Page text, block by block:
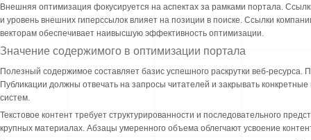
Внешняя оптимизация фокусируется на аспектах за рамками портала.
и уровень внешних гиперссылок влияет на позиции в поиске. Ссылки
векторам обеспечивает наивысшую эффективность оптимизации.
Значение содержимого в оптимизации портала
Полезный содержимое составляет базис успешного раскрутки веб-
Публикации должны отвечать на запросы читателей и закрывать
систем.
Текстовое контент требует структурированности и последовательного
крупных материалах. Абзацы умеренного объема облегчают усвоение